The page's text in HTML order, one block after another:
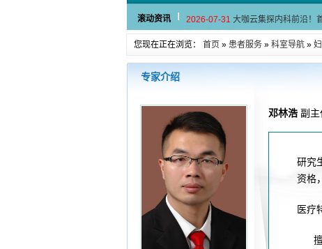
滚动资讯
2026-08-04 揭阳市人民医院水电相
2026-07-31 大咖云集探内科前沿！
2026-07-31 以学术聚合力 | 运动健
2026-07-31 揭阳市人民医院手腕带
2026-07-31 学术聚力！妇儿分论坛
2026-07-31
以学术聚合力 | 运动健
2026-07-31
揭阳市人民医院手腕带
您现在正在浏览： 首页 » 患者服务 » 科室导航 »
专家介绍
邓林浩 副主
研究
资格
医疗